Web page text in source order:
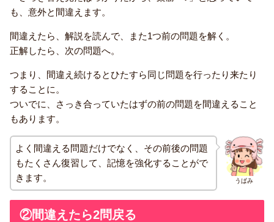
も、意外と間違えます。
間違えたら、解説を読んで、また1つ前の問題を解く。
正解したら、次の問題へ。
つまり、間違え続けるとひたすら同じ問題を行ったり来たり
することに。
ついでに、さっき合っていたはずの前の問題を間違えること
もあります。
うぱみ
よく間違える問題だけでなく、その前後の問題
もたくさん復習して、記憶を強化することがで
きます。
②間違えたら2問戻る